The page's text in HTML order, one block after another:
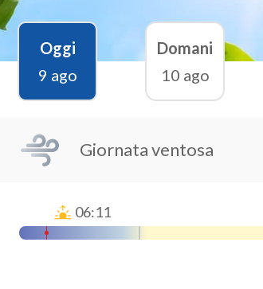
Oggi
9 ago
Domani
10 ago
Giornata ventosa
06:11